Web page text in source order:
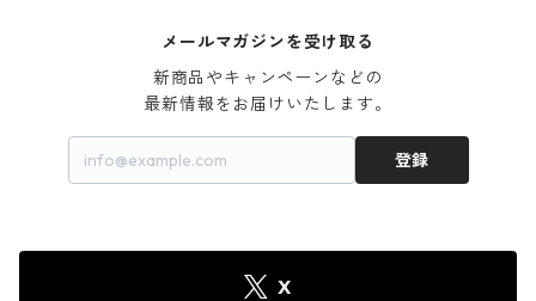
メールマガジンを受け取る
新商品やキャンペーンなどの
最新情報をお届けいたします。
登録
X